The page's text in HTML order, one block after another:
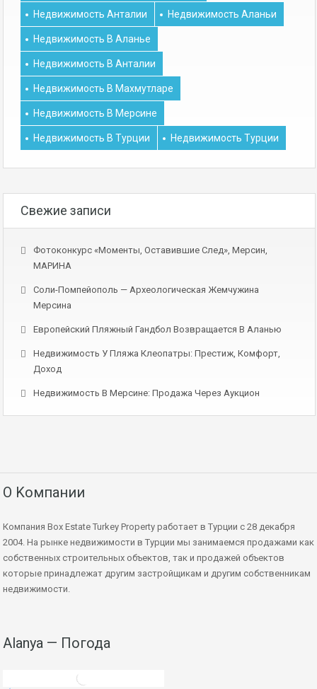
Недвижимость Анталии Недвижимость Аланьи
Недвижимость В Аланье
Недвижимость В Анталии
Недвижимость В Махмутларе
Недвижимость В Мерсине
Недвижимость В Турции Недвижимость Турции
Свежие записи
Фотоконкурс «Моменты, Оставившие След», Мерсин,
МАРИНА
Соли-Помпейополь — Археологическая Жемчужина
Мерсина
Европейский Пляжный Гандбол Возвращается В Аланью
Недвижимость У Пляжа Клеопатры: Престиж, Комфорт,
Доход
Недвижимость В Мерсине: Продажа Через Аукцион
О Kомпании
Компания Box Estate Turkey Property работает в Турции с 28 декабря
2004. На рынке недвижимости в Турции мы занимаемся продажами как
собственных строительных объектов, так и продажей объектов
которые принадлежат другим застройщикам и другим собственникам
недвижимости.
Alanya — Погода